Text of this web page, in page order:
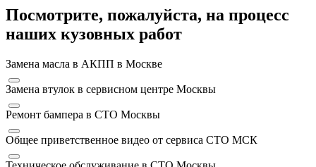
Посмотрите, пожалуйста, на процесс
наших кузовных работ
Замена масла в АКПП в Москве
Замена втулок в сервисном центре Москвы
Ремонт бампера в СТО Москвы
Общее приветственное видео от сервиса СТО МСК